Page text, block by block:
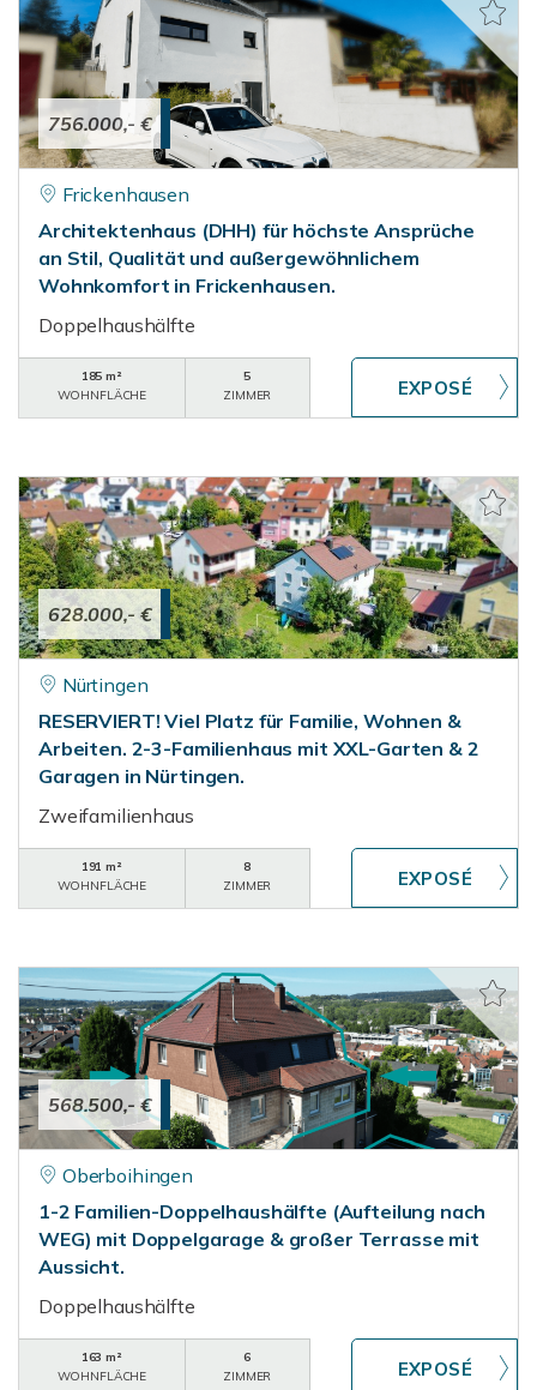
756.000,- €
Frickenhausen
Architektenhaus (DHH) für höchste Ansprüche
an Stil, Qualität und außergewöhnlichem
Wohnkomfort in Frickenhausen.
Doppelhaushälfte
185 m²
WOHNFLÄCHE
5
ZIMMER
628.000,- €
Nürtingen
RESERVIERT! Viel Platz für Familie, Wohnen &
Arbeiten. 2-3-Familienhaus mit XXL-Garten & 2
Garagen in Nürtingen.
Zweifamilienhaus
191 m²
WOHNFLÄCHE
8
ZIMMER
568.500,- €
Oberboihingen
1-2 Familien-Doppelhaushälfte (Aufteilung nach
WEG) mit Doppelgarage & großer Terrasse mit
Aussicht.
Doppelhaushälfte
163 m²
WOHNFLÄCHE
6
ZIMMER